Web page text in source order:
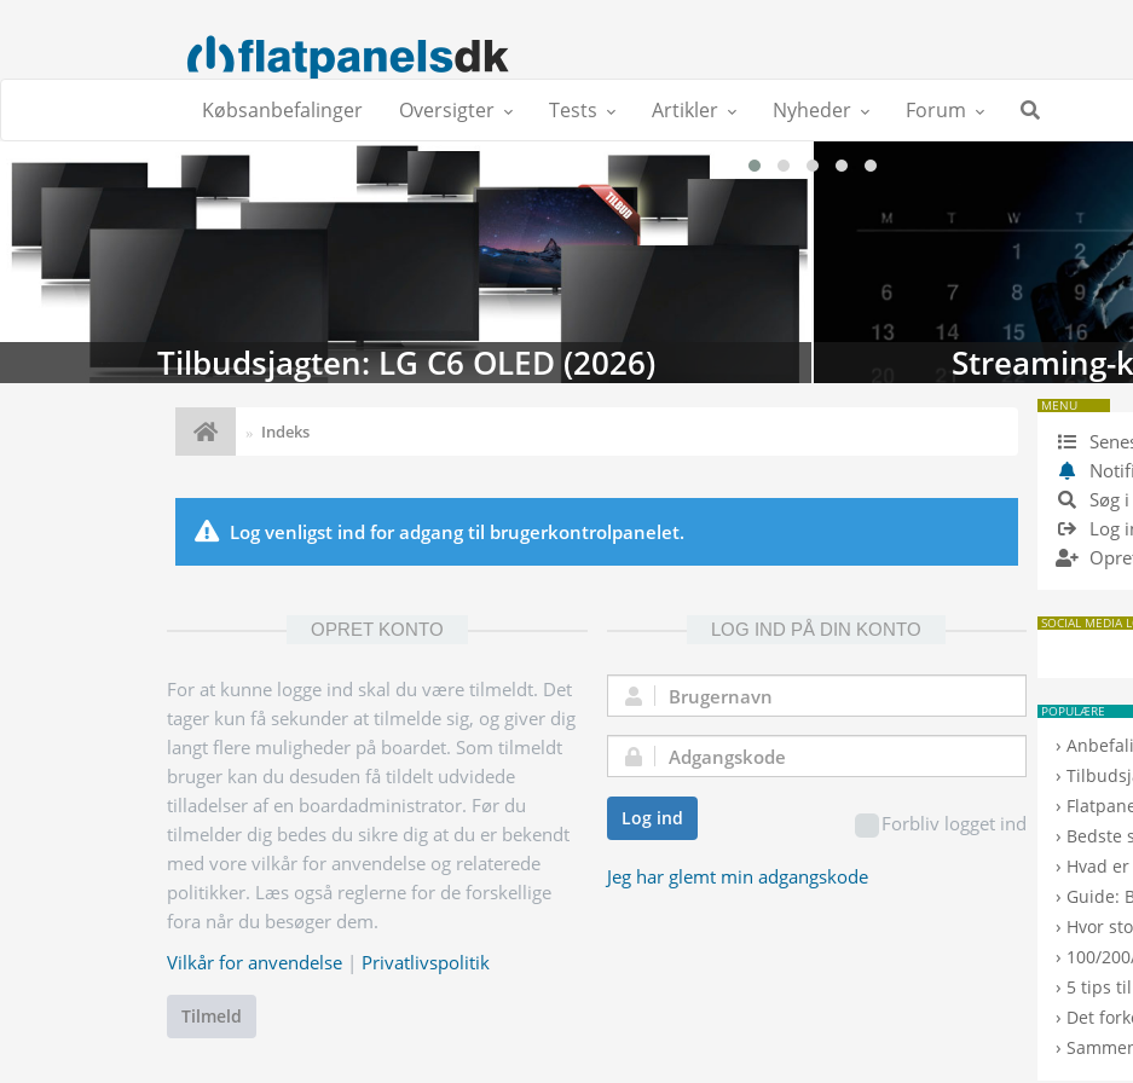
Købsanbefalinger Oversigter Tests Artikler Nyheder Forum
Tilbudsjagten: LG C6 OLED (2026) Streaming-
Indeks
Log venligst ind for adgang til brugerkontrolpanelet.
OPRET KONTO
For at kunne logge ind skal du være tilmeldt. Det
tager kun få sekunder at tilmelde sig, og giver dig
langt flere muligheder på boardet. Som tilmeldt
bruger kan du desuden få tildelt udvidede
tilladelser af en boardadministrator. Før du
tilmelder dig bedes du sikre dig at du er bekendt
med vore vilkår for anvendelse og relaterede
politikker. Læs også reglerne for de forskellige
fora når du besøger dem.
Vilkår for anvendelse | Privatlivspolitik
Tilmeld
LOG IND PÅ DIN KONTO
Brugernavn:
Adgangskode:
Forbliv logget ind
Log ind
Jeg har glemt min adgangskode
MENU
Søg
Log
SOCIAL MEDIA
POPULÆRE
›
›
›
› Bedste
› Hvad
› Guide:
› Hvor
› 100/
› 5 tips
› Det
›